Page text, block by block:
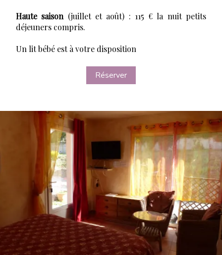
Haute saison (juillet et août) : 115 € la nuit petits
déjeuners compris.
Un lit bébé est à votre disposition
Réserver